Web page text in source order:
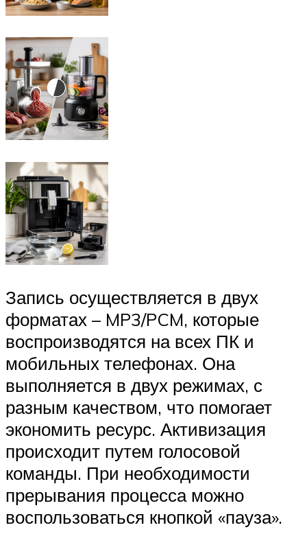
Запись осуществляется в двух
форматах – MP3/PCM, которые
воспроизводятся на всех ПК и
мобильных телефонах. Она
выполняется в двух режимах, с
разным качеством, что помогает
экономить ресурс. Активизация
происходит путем голосовой
команды. При необходимости
прерывания процесса можно
воспользоваться кнопкой «пауза».